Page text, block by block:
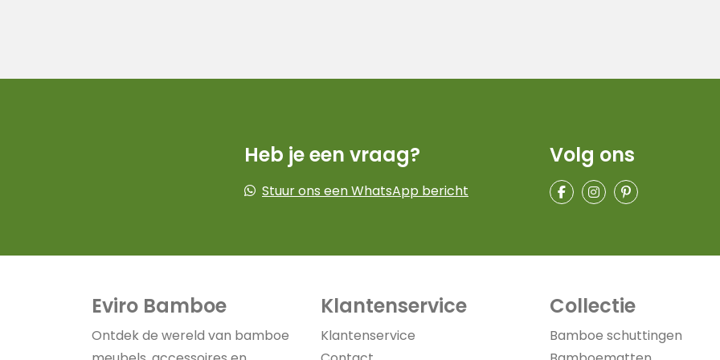
Heb je een vraag?
Stuur ons een WhatsApp bericht
Volg ons
Eviro Bamboe
Ontdek de wereld van bamboe
Klantenservice
Klantenservice
Collectie
Bamboe schuttingen